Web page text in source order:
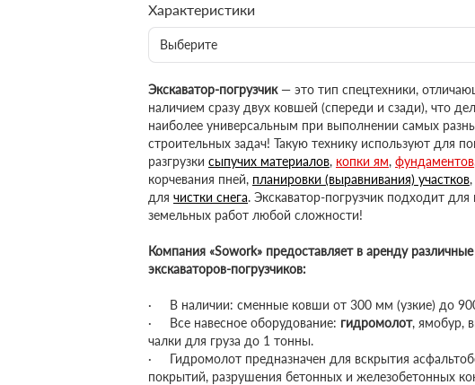
Характеристики
Выберите
Экскаватор-погрузчик— это тип спецтехники,
наличием сразу двух ковшей (спереди и сзади), что
наиболее универсальным при выполнении самых
строительных задач! Такую технику используют для
разгрузки сыпучих материалов, копки ям, фундаментов
корчевания пней, планировки (выравнивания) участков
для чистки снега. Экскаватор-погрузчик подходит
земельных работ любой сложности!
Компания «Sowork» предоставляет в аренду
экскаваторов-погрузчиков:
· В наличии: сменные ковши от 300 мм (узкие) до
· Все навесное оборудование: гидромолот, ямобур,
чалки для груза до 1 тонны.
· Гидромолот предназначен для вскрытия
покрытий, разрушения бетонных и железобетонных